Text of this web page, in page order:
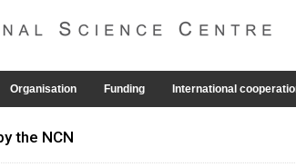
Organisation Funding International
the NCN